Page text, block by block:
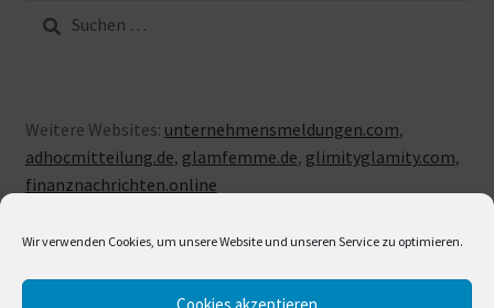
Wir verwenden Cookies, um unsere Website und unseren Service zu optimieren.
Cookies akzeptieren
Suche
nach:
Weitere Websites: unternehmensmeldungen.com,
adhocmitteilung.de, glamfemme.de, glimityglamity.com,
finanznachrichten.online